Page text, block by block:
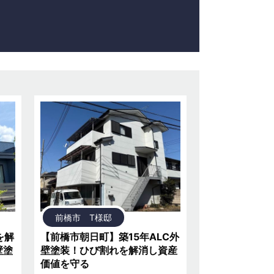
解
塗
前橋市 T様邸
【前橋市朝日町】築15年ALC外
壁塗装！ひび割れを解消し資産
価値を守る